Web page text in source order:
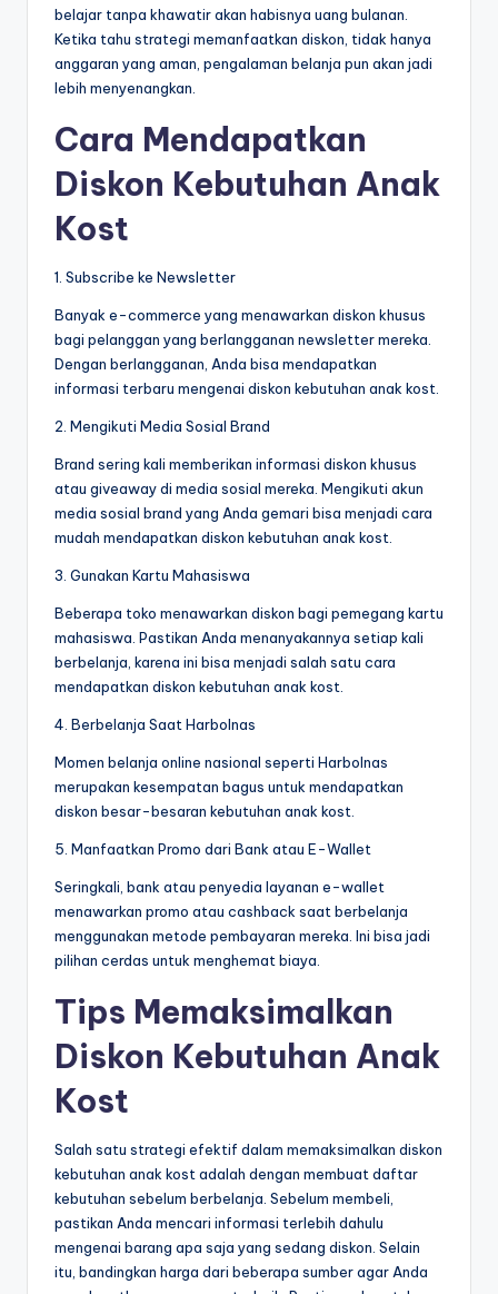
belajar tanpa khawatir akan habisnya uang bulanan.
Ketika tahu strategi memanfaatkan diskon, tidak hanya
anggaran yang aman, pengalaman belanja pun akan jadi
lebih menyenangkan.
Cara Mendapatkan
Diskon Kebutuhan Anak
Kost
1. Subscribe ke Newsletter
Banyak e-commerce yang menawarkan diskon khusus
bagi pelanggan yang berlangganan newsletter mereka.
Dengan berlangganan, Anda bisa mendapatkan
informasi terbaru mengenai diskon kebutuhan anak kost.
2. Mengikuti Media Sosial Brand
Brand sering kali memberikan informasi diskon khusus
atau giveaway di media sosial mereka. Mengikuti akun
media sosial brand yang Anda gemari bisa menjadi cara
mudah mendapatkan diskon kebutuhan anak kost.
3. Gunakan Kartu Mahasiswa
Beberapa toko menawarkan diskon bagi pemegang kartu
mahasiswa. Pastikan Anda menanyakannya setiap kali
berbelanja, karena ini bisa menjadi salah satu cara
mendapatkan diskon kebutuhan anak kost.
4. Berbelanja Saat Harbolnas
Momen belanja online nasional seperti Harbolnas
merupakan kesempatan bagus untuk mendapatkan
diskon besar-besaran kebutuhan anak kost.
5. Manfaatkan Promo dari Bank atau E-Wallet
Seringkali, bank atau penyedia layanan e-wallet
menawarkan promo atau cashback saat berbelanja
menggunakan metode pembayaran mereka. Ini bisa jadi
pilihan cerdas untuk menghemat biaya.
Tips Memaksimalkan
Diskon Kebutuhan Anak
Kost
Salah satu strategi efektif dalam memaksimalkan diskon
kebutuhan anak kost adalah dengan membuat daftar
kebutuhan sebelum berbelanja. Sebelum membeli,
pastikan Anda mencari informasi terlebih dahulu
mengenai barang apa saja yang sedang diskon. Selain
itu, bandingkan harga dari beberapa sumber agar Anda